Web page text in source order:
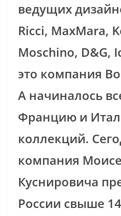
ведущих
Ricci, MaxMara,
Moschino, D&G,
это компания
А начиналось
Францию и
коллекций.
компания
Куснировича
России свыше